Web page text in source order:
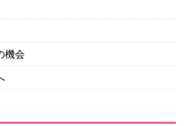
機会